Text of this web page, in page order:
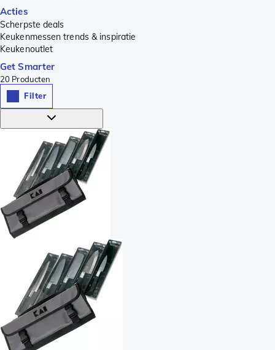
Acties
Scherpste deals
Keukenmessen trends & inspiratie
Keukenoutlet
Get Smarter
20 Producten
Filter